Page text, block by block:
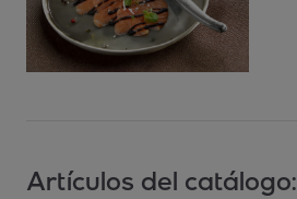
Artículos del catálogo: